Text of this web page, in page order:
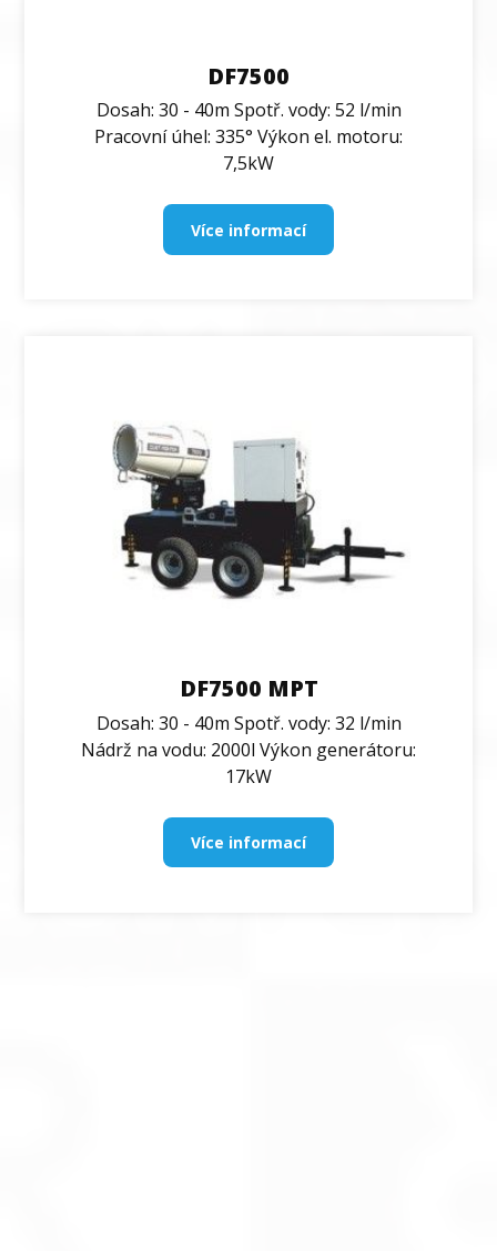
DF7500
Dosah: 30 - 40m Spotř. vody: 52 l/min
Pracovní úhel: 335° Výkon el. motoru:
7,5kW
Více informací
DF7500 MPT
Dosah: 30 - 40m Spotř. vody: 32 l/min
Nádrž na vodu: 2000l Výkon generátoru:
17kW
Více informací